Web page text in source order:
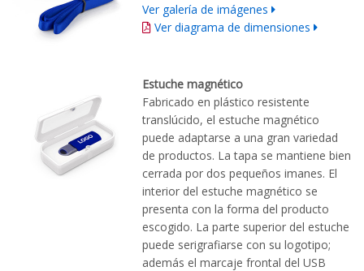
Ver galería de imágenes
Ver diagrama de dimensiones
Estuche magnético
Fabricado en plástico resistente
translúcido, el estuche magnético
puede adaptarse a una gran variedad
de productos. La tapa se mantiene bien
cerrada por dos pequeños imanes. El
interior del estuche magnético se
presenta con la forma del producto
escogido. La parte superior del estuche
puede serigrafiarse con su logotipo;
además el marcaje frontal del USB